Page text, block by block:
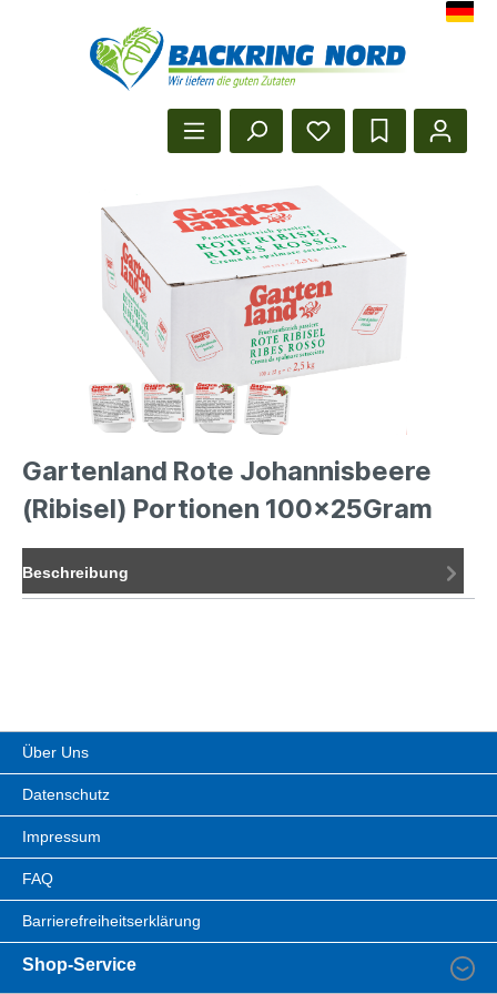
Herzlich Willkommen beim
Gartenland Rote Johannisbeere
(Ribisel) Portionen 100x25Gram
Beschreibung
Über Uns
Datenschutz
Impressum
FAQ
Barrierefreiheitserklärung
Shop-Service